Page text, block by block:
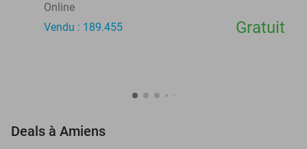
Online
Vendu : 189.455
Gratuit
Deals à Amiens